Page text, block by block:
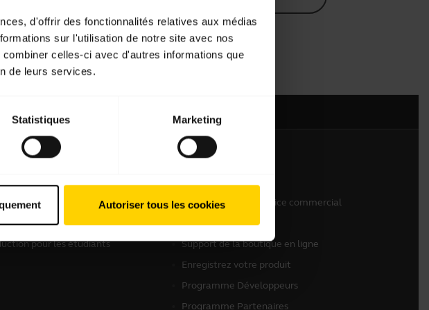
d'offrir des fonctionnalités relatives aux médias
sur l'utilisation de notre site avec nos
celles-ci avec d'autres informations que
de leurs services.
Statistiques Marketing
Autoriser tous les cookies
de Partenaire
pour les étudiants
Contactez notre service commercial
Contactez le support
Support de la boutique en ligne
Enregistrez votre produit
Programme Développeurs
Programme Partenaires